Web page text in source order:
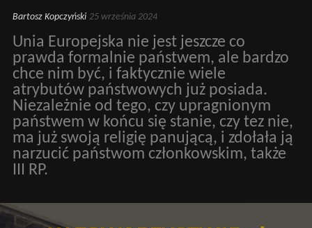
Bartosz Kopczyński 25 września 2024
Unia Europejska nie jest jeszcze co
prawda formalnie państwem, ale bardzo
chce nim być, i faktycznie wiele
atrybutów państwowych już posiada.
Niezależnie od tego, czy upragnionym
państwem w końcu się stanie, czy tez nie,
ma już swoją religię panującą, i zdołała ją
narzucić państwom członkowskim, także
III RP.